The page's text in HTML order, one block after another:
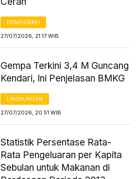
DEMOGRAFI
27/07/2026, 21:17 WIB
Gempa Terkini 3,4 M Guncang
Kendari, Ini Penjelasan BMKG
LINGKUNGAN
27/07/2026, 20:51 WIB
Statistik Persentase Rata-
Rata Pengeluaran per Kapita
Sebulan untuk Makanan di